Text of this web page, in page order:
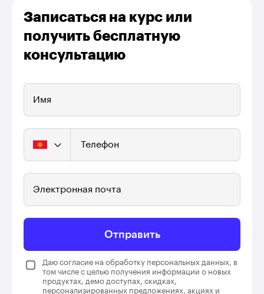
Записаться на курс или
получить бесплатную
консультацию
Имя
Телефон
Электронная почта
Отправить
Даю согласие на обработку персональных данных, в
том числе с целью получения информации о новых
продуктах, демо доступах, скидках,
персонализированных предложениях, акциях и